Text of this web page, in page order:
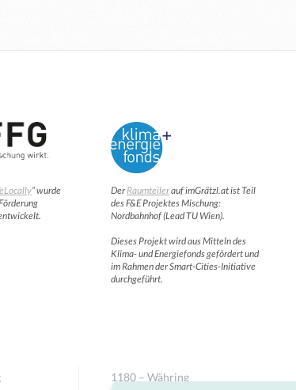
” wurde
DerRaumteilerauf imGrätzl.at ist Teil
des F&E Projektes Mischung:
Nordbahnhof (Lead TU Wien).
Dieses Projekt wird aus Mitteln des
Klima- und Energiefonds gefördert und
im Rahmen der Smart-Cities-Initiative
durchgeführt.
1180 – Währing